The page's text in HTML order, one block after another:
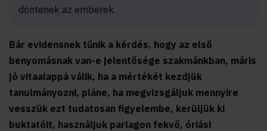
döntenek az emberek.
Bár evidensnek tűnik a kérdés, hogy az első
benyomásnak van-e jelentősége szakmánkban, máris
jó vitaalappá válik, ha a mértékét kezdjük
tanulmányozni, pláne, ha megvizsgáljuk mennyire
vesszük ezt tudatosan figyelembe, kerüljük ki
buktatóit, használjuk parlagon fekvő, óriási